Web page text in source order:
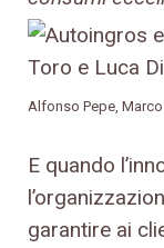
Alfonso Pepe,
E quando
garantire ai